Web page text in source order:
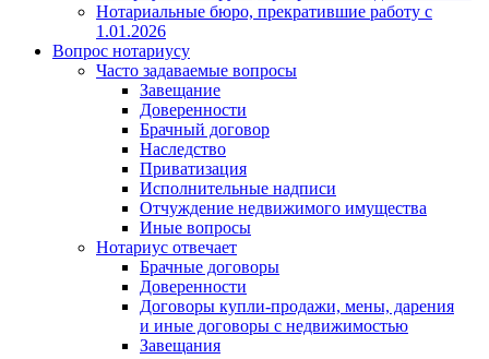
Нотариальные бюро, прекратившие работу с
1.01.2026
Вопрос нотариусу
Часто задаваемые вопросы
Завещание
Доверенности
Брачный договор
Наследство
Приватизация
Исполнительные надписи
Отчуждение недвижимого имущества
Иные вопросы
Нотариус отвечает
Брачные договоры
Доверенности
Договоры купли-продажи, мены, дарения
и иные договоры с недвижимостью
Завещания